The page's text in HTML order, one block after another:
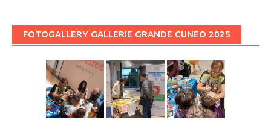
FOTOGALLERY GALLERIE GRANDE CUNEO 2025